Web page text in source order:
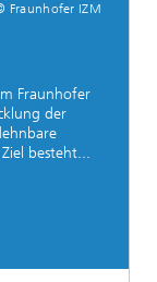
Fraunhofer IZM
Fraunhofer
der
besteht...